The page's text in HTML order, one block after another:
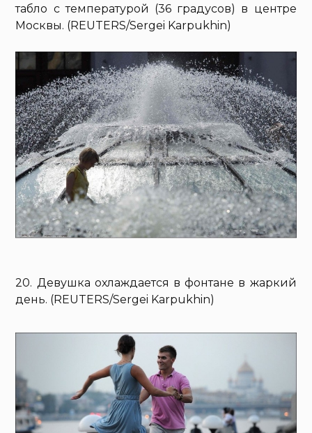
табло с температурой (36 градусов) в центре
Москвы. (REUTERS/Sergei Karpukhin)
20. Девушка охлаждается в фонтане в жаркий
день. (REUTERS/Sergei Karpukhin)